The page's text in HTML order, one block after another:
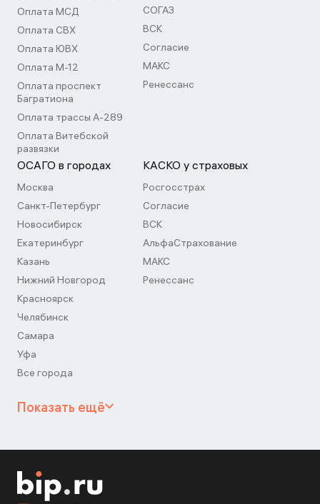
Оплата МСД
Оплата СВХ
Оплата ЮВХ
Оплата М-12
Оплата проспект
Багратиона
Оплата трассы А-289
Оплата Витебской
развязки
СОГАЗ
ВСК
Согласие
МАКС
Ренессанс
ОСАГО в городах
Москва
Санкт-Петербург
Новосибирск
Екатеринбург
Казань
Нижний Новгород
Красноярск
Челябинск
Самара
Уфа
Все города
КАСКО у страховых
Росгосстрах
Согласие
ВСК
АльфаСтрахование
МАКС
Ренессанс
Показать ещё